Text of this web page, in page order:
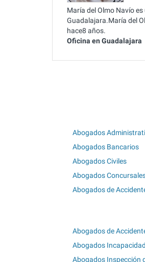
María del Olmo Navío
Guadalajara.María del
hace8 años.
Oficina en Guadalajara
Abogados
Abogados Bancarios
Abogados Civiles
Abogados
Abogados de
Abogados de
Abogados
Abogados Inspección